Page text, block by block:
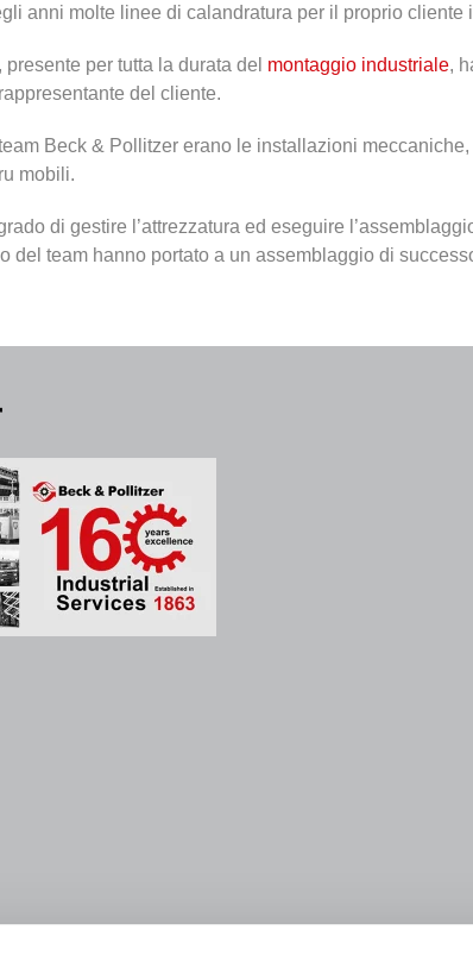
anni molte linee di calandratura per il proprio cliente
per tutta la durata del montaggio industriale,
del cliente.
Beck & Pollitzer erano le installazioni
mobili.
di gestire l’attrezzatura ed eseguire
del team hanno portato a un assemblaggio di